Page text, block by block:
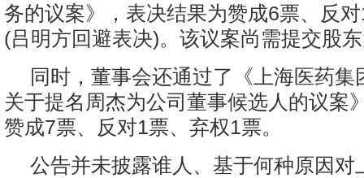
务的议案》，表决结果为赞成6票、反
(吕明方回避表决)。该议案尚需提交股
同时，董事会还通过了《上海医药集
关于提名周杰为公司董事候选人的议案
赞成7票、反对1票、弃权1票。
公告并未披露谁人、基于何种原因对